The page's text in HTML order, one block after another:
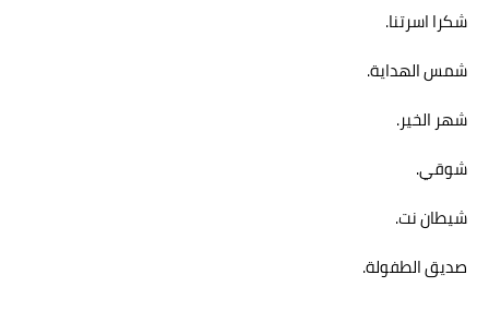
شكرا اسرتنا.
شمس الهداية.
شهر الخير.
شوقي.
شيطان نت.
صديق الطفولة.